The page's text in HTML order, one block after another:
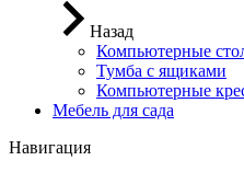
Назад
Компьютерные
Тумба с ящиками
Компьютерные
Мебель для сада
Навигация